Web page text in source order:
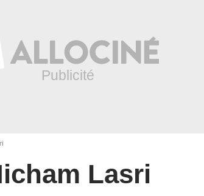
Lasri